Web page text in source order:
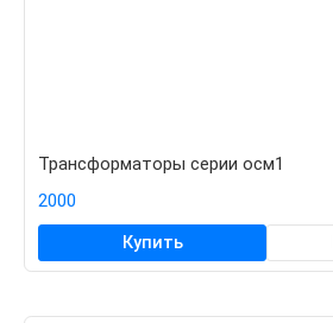
Трансформаторы серии осм1
2000
Купить